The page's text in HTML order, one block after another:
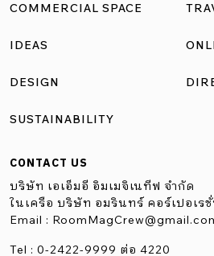
COMMERCIAL SPACE
IDEAS
DESIGN
SUSTAINABILITY
CONTACT US
บริษัท เอเอ็มอี อิมเมจิเนทีฟ จำกัด
ในเครือ บริษัท อมรินทร์ คอร์เปอเร
Email :
Tel : 0-2422-9999 ต่อ 4220